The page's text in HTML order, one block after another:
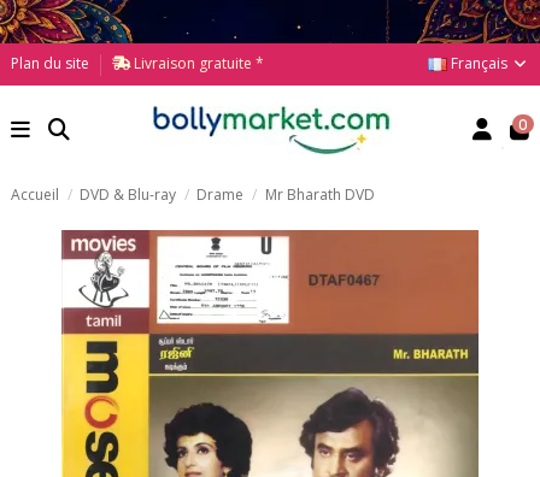
Plan du site Livraison gratuite * Français
0
Accueil DVD & Blu-ray Drame Mr Bharath DVD